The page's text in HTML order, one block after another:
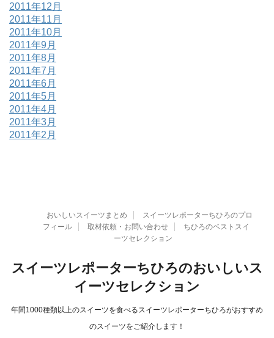
2011年12月
2011年11月
2011年10月
2011年9月
2011年8月
2011年7月
2011年6月
2011年5月
2011年4月
2011年3月
2011年2月
おいしいスイーツまとめ
スイーツレポーターちひろのプロ
フィール
取材依頼・お問い合わせ
ちひろのベストスイ
ーツセレクション
スイーツレポーターちひろのおいしいス
イーツセレクション
年間1000種類以上のスイーツを食べるスイーツレポーターちひろがおすすめ
のスイーツをご紹介します！